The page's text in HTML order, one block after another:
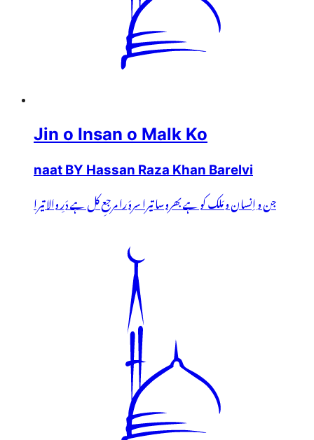
Jin o Insan o Malk Ko
naat BY Hassan Raza Khan Barelvi
جن و اِنسان و مَلک کو ہے بھروسا تیرا سروَرا مرجعِ کل ہے دَرِ والا تیرا